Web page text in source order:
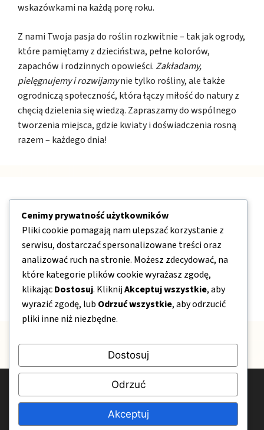
wskazówkami na każdą porę roku.
Z nami Twoja pasja do roślin rozkwitnie – tak jak ogrody,
które pamiętamy z dzieciństwa, pełne kolorów,
zapachów i rodzinnych opowieści.Zakładamy,
pielęgnujemy i rozwijamynie tylko rośliny, ale także
ogrodniczą społeczność, która łączy miłość do natury z
chęcią dzielenia się wiedzą. Zapraszamy do wspólnego
tworzenia miejsca, gdzie kwiaty i doświadczenia rosną
razem – każdego dnia!
Nawigacja
O nas
Kontakt
Mapa strony
Polityka prywatności
© 2026 OgrodPelenKwiatow.pl
Polityka prywatnościKontaktO nas
Cenimy prywatność użytkowników
Pliki cookie pomagają nam ulepszać korzystanie z
serwisu, dostarczać spersonalizowane treści oraz
analizować ruch na stronie. Możesz zdecydować, na
które kategorie plików cookie wyrażasz zgodę,
klikającDostosuj. KliknijAkceptuj wszystkie, aby
wyrazić zgodę, lub Odrzuć wszystkie, aby odrzucić
pliki inne niż niezbędne.
Dostosuj
Odrzuć
Akceptuj